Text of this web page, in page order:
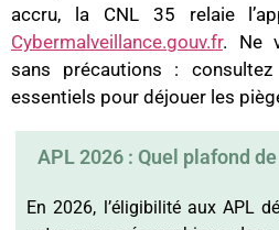
accru, la CNL 35 relaie
Cybermalveillance.gouv.fr. Ne
sans précautions :
essentiels pour déjouer les
APL 2026 : Quel plafond
En 2026, l’éligibilité aux APL